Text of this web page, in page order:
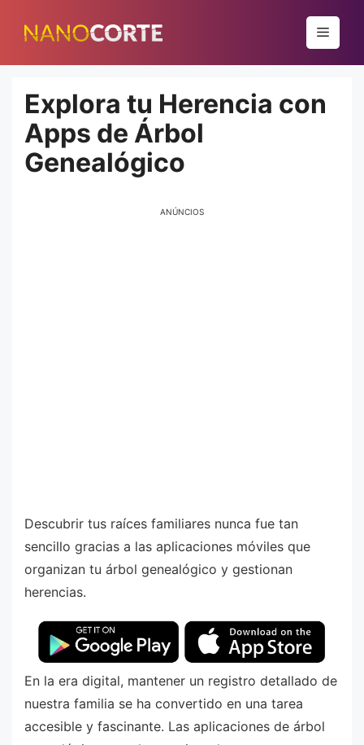
para
conteúdo
Menu
Explora tu Herencia con
Apps de Árbol
Genealógico
ANÚNCIOS
Descubrir tus raíces familiares nunca fue tan
sencillo gracias a las aplicaciones móviles que
organizan tu árbol genealógico y gestionan
herencias.
En la era digital, mantener un registro detallado de
nuestra familia se ha convertido en una tarea
accesible y fascinante. Las aplicaciones de árbol